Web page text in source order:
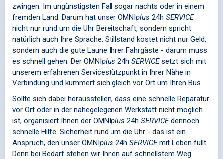
zwingen. Im ungünstigsten Fall sogar nachts oder in einem
fremden Land. Darum hat unser OMNIplus 24h SERVICE
nicht nur rund um die Uhr Bereitschaft, sondern spricht
natürlich auch Ihre Sprache. Stillstand kostet nicht nur Geld,
sondern auch die gute Laune Ihrer Fahrgäste - darum muss
es schnell gehen. Der OMNIplus 24h SERVICEsetzt sich mit
unserem erfahrenen Servicestützpunkt in Ihrer Nähe in
Verbindung und kümmert sich gleich vor Ort um Ihren Bus.
Sollte sich dabei herausstellen, dass eine schnelle Reparatur
vor Ort oder in der nahegelegenen Werkstatt nicht möglich
ist, organisiert Ihnen der OMNIplus 24h SERVICEdennoch
schnelle Hilfe. Sicherheit rund um die Uhr - das ist ein
Anspruch, den unser OMNIplus 24h SERVICEmit Leben füllt.
Denn bei Bedarf stehen wir Ihnen auf schnellstem Weg